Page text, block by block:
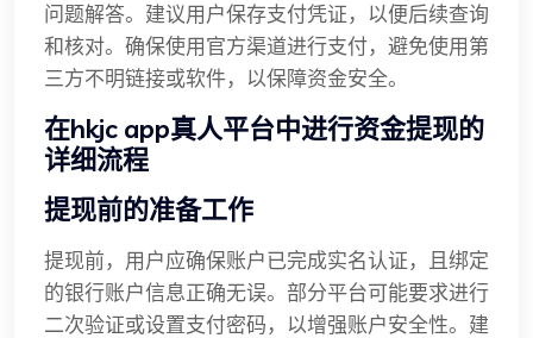
问题解答。建议用户保存支付凭证，以便后续查询
和核对。确保使用官方渠道进行支付，避免使用第
三方不明链接或软件，以保障资金安全。
在hkjc app真人平台中进行资金提现的
详细流程
提现前的准备工作
提现前，用户应确保账户已完成实名认证，且绑定
的银行账户信息正确无误。部分平台可能要求进行
二次验证或设置支付密码，以增强账户安全性。建